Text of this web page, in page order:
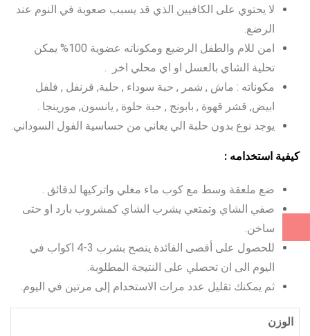
لا يحتوي على الكافيين الذي قد يسبب صعوبة في النوم عند
الرضع.
امن للام والطفل الرضيع ومكوناته عضوية 100% يمكن
تحلية الشاي بالعسل او اي محلي اخر .
مكوناته : ماش , شمر , حبة سوداء , حلبة, قرنفل , فلفل
ابيض, قشر قهوة , بابونج , حبة حلوة , يانسون, مورينجا .
يوجد نوع بدون حلبة الي يعاني من حساسية الفول السوداني.
كيفية استخدامه :
ضع ملعقة وسط مع كوب ماء مغلي واتركيها لدقائق .
صفي الشاي وتمتعي يشرب الشاي كمشروب بارد او حتى
ساخن.
للحصول على أقصى الفائدة ينصح بشرب 3-4 اكواب في
اليوم الى ان تحصلي على النتيجة المطلوبة.
ثم يمكنك تقليل عدد مرات الاستخدام إلى مرتين في اليوم.
الوزن